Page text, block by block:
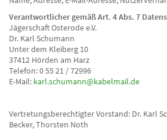
Verantwortlicher gemäß Art. 4 Abs. 7
Jägerschaft Osterode e.V.
Dr. Karl Schumann
Unter dem Kleiberg 10
37412 Hörden am Harz
Telefon: 0 55 21 / 72996
E-Mail: karl.schumann@kabelmail.de
Vertretungsberechtigter Vorstand: Dr. Karl
Becker, Thorsten Noth